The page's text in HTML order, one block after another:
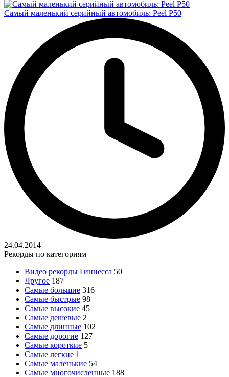
Самый маленький серийный автомобиль: Peel P50
24.04.2014
Рекорды по категориям
Видео рекорды Гиннесса 50
Другое 187
Самые большие 316
Самые быстрые 98
Самые высокие 45
Самые дешевые 2
Самые длинные 102
Самые дорогие 127
Самые короткие 5
Самые легкие 1
Самые маленькие 54
Самые многочисленные 188